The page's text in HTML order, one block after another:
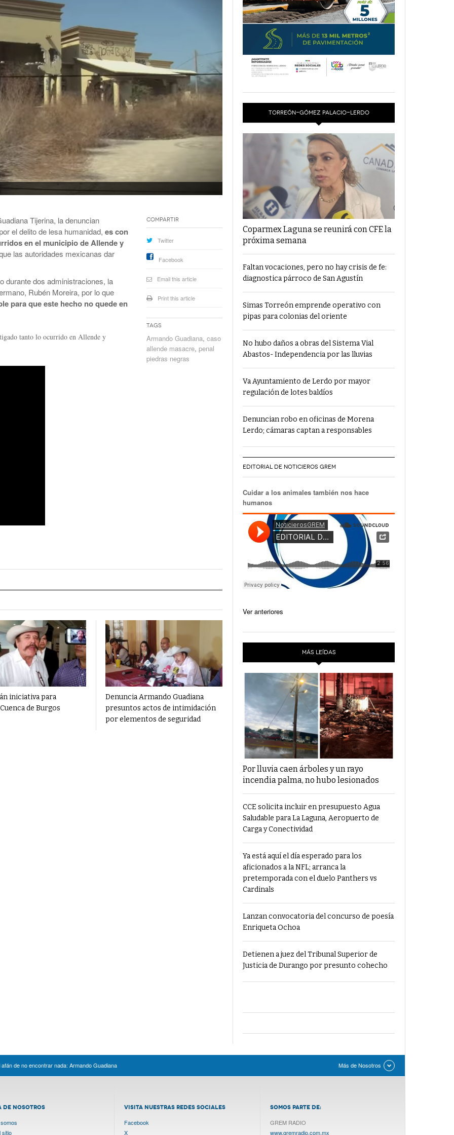
Tijerina, la denuncian
el delito de lesa humanidad, es con
en el municipio de Allende y
las autoridades mexicanas dar
durante dos administraciones, la
Rubén Moreira, por lo que
para que este hecho no quede en
tanto lo ocurrido en Allende y
Compartir
Twitter
Facebook
Email this article
Print this article
Tags
Armando Guadiana, caso
allende masacre, penal
piedras negras
iniciativa para
de Burgos
Denuncia Armando Guadiana
presuntos actos de intimidación
por elementos de seguridad
TORREÓN-GÓMEZ PALACIO-LERDO
Coparmex Laguna se reunirá con CFE la
próxima semana
Faltan vocaciones, pero no hay crisis de fe:
diagnostica párroco de San Agustín
Simas Torreón emprende operativo con
pipas para colonias del oriente
No hubo daños a obras del Sistema Vial
Abastos- Independencia por las lluvias
Va Ayuntamiento de Lerdo por mayor
regulación de lotes baldíos
Denuncian robo en oficinas de Morena
Lerdo; cámaras captan a responsables
EDITORIAL DE NOTICIEROS GREM
Cuidar a los animales también nos hace
humanos
Ver anteriores
MÁS LEÍDAS
Por lluvia caen árboles y un rayo
incendia palma, no hubo lesionados
CCE solicita incluir en presupuesto Agua
Saludable para La Laguna, Aeropuerto de
Carga y Conectividad
Ya está aquí el día esperado para los
aficionados a la NFL; arranca la
pretemporada con el duelo Panthers vs
Cardinals
Lanzan convocatoria del concurso de poesía
Enriqueta Ochoa
Detienen a juez del Tribunal Superior de
Justicia de Durango por presunto cohecho
de no encontrar nada: Armando Guadiana Más de Nosotros
DE NOSOTROS
sitio
VISITA NUESTRAS REDES SOCIALES
Facebook
X
SOMOS PARTE DE:
GREM RADIO
www.gremradio.com.mx